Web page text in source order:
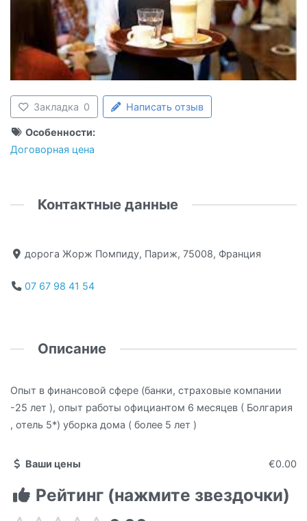
Закладка 0 Написать отзыв
Особенности:
Договорная цена
Контактные данные
дорога Жорж Помпиду, Париж, 75008, Франция
07 67 98 41 54
Описание
Опыт в финансовой сфере (банки, страховые компании
-25 лет ), опыт работы официантом 6 месяцев ( Болгария
, отель 5*) уборка дома ( более 5 лет )
Ваши цены €0.00
Рейтинг (нажмите звездочки)